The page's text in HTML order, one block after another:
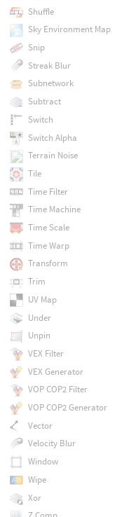
Shuffle
Sky Environment Map
Snip
Streak Blur
Subnetwork
Subtract
Switch
Switch Alpha
Terrain Noise
Tile
Time Filter
Time Machine
Time Scale
Time Warp
Transform
Trim
UV Map
Under
Unpin
VEX Filter
VEX Generator
VOP COP2 Filter
VOP COP2 Generator
Vector
Velocity Blur
Window
Wipe
Xor